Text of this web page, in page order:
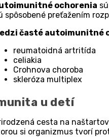
ochorenia
spôsobené preťažením
časté autoimunitné
reumatoidná artritída
celiakia
Crohnova choroba
skleróza multiplex
u detí
cesta na
si organizmus tvorí